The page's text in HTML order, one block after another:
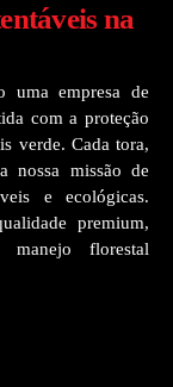
na
uma empresa de
com a proteção
verde. Cada tora,
nossa missão de
e ecológicas.
premium,
manejo florestal